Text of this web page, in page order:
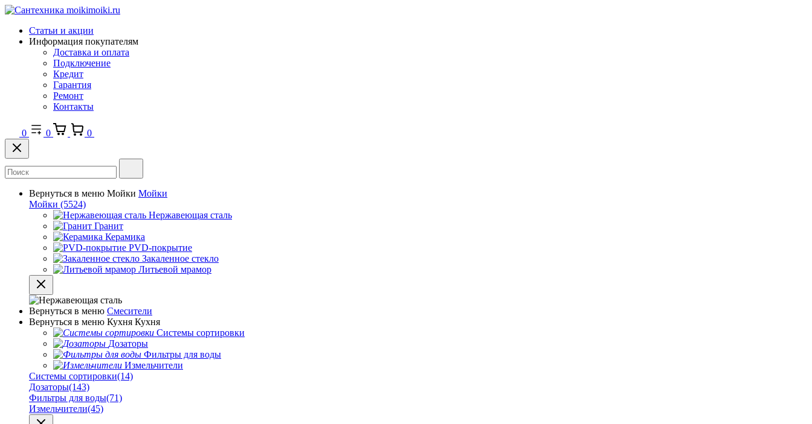
Статьи и акции
Информация покупателям
Доставка и оплата
Подключение
Кредит
Гарантия
Ремонт
Контакты
0 0 0
Вернуться в меню Мойки Мойки
Мойки (5524)
Нержавеющая сталь
Гранит
Керамика
PVD-покрытие
Закаленное стекло
Литьевой мрамор
Вернуться в меню Смесители
Вернуться в меню Кухня Кухня
Системы сортировки
Дозаторы
Фильтры для воды
Измельчители
Системы сортировки(14)
Дозаторы(143)
Фильтры для воды(71)
Измельчители(45)